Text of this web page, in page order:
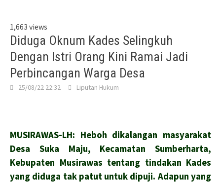
1,663 views
Diduga Oknum Kades Selingkuh
Dengan Istri Orang Kini Ramai Jadi
Perbincangan Warga Desa
25/08/22 22:32 Liputan Hukum
MUSIRAWAS-LH: Heboh dikalangan masyarakat
Desa Suka Maju, Kecamatan Sumberharta,
Kebupaten Musirawas tentang tindakan Kades
yang diduga tak patut untuk dipuji. Adapun yang